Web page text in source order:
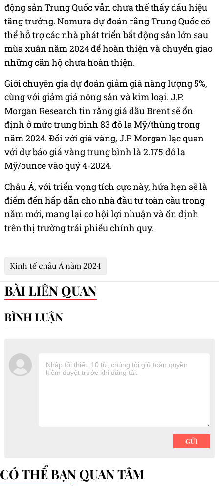
động sản Trung Quốc vẫn chưa thể thấy dấu hiệu
tăng trưởng. Nomura dự đoán rằng Trung Quốc có
thể hỗ trợ các nhà phát triển bất động sản lớn sau
mùa xuân năm 2024 để hoàn thiện và chuyển giao
những căn hộ chưa hoàn thiện.
Giới chuyên gia dự đoán giảm giá năng lượng 5%,
cùng với giảm giá nông sản và kim loại. J.P.
Morgan Research tin rằng giá dầu Brent sẽ ổn
định ở mức trung bình 83 đô la Mỹ/thùng trong
năm 2024. Đối với giá vàng, J.P. Morgan lạc quan
với dự báo giá vàng trung bình là 2.175 đô la
Mỹ/ounce vào quý 4-2024.
Châu Á, với triển vọng tích cực này, hứa hẹn sẽ là
điểm đến hấp dẫn cho nhà đầu tư toàn cầu trong
năm mới, mang lại cơ hội lợi nhuận và ổn định
trên thị trường trái phiếu chính quy.
Kinh tế châu Á năm 2024
BÀI LIÊN QUAN
CÓ THỂ BẠN QUAN TÂM